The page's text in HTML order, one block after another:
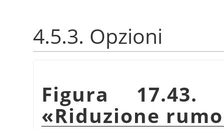
4.5.3. Opzioni
Figura
«Riduzione